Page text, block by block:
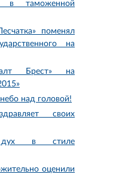
в таможенной
поменял
на
Брест» на
над головой!
своих
дух в стиле
оценили